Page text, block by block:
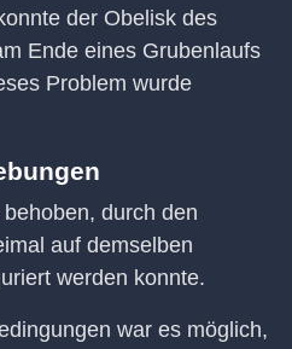
der Obelisk des
Ende eines Grubenlaufs
Problem wurde
durch den
auf demselben
werden konnte.
war es möglich,